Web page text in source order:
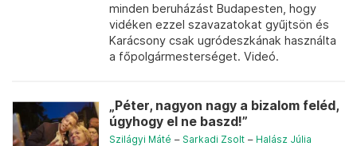
minden beruházást Budapesten, hogy
vidéken ezzel szavazatokat gyűjtsön és
Karácsony csak ugródeszkának használta
a főpolgármesterséget. Videó.
„Péter, nagyon nagy a bizalom feléd,
úgyhogy el ne baszd!”
Szilágyi Máté – Sarkadi Zsolt – Halász Júlia